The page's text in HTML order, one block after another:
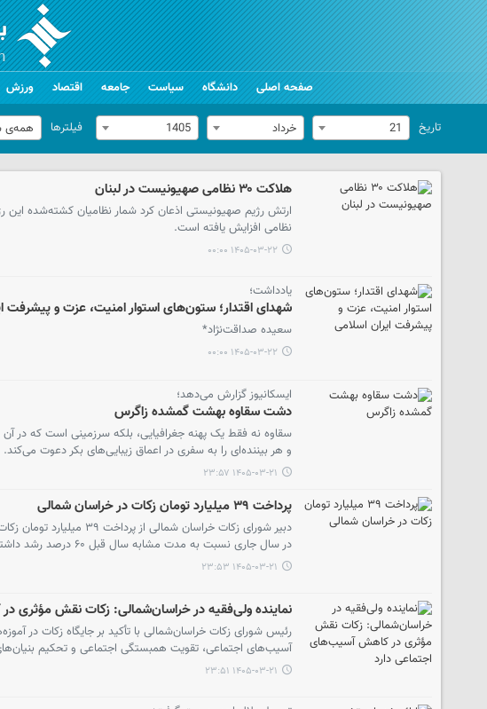
صفحه اصلی دانشگاه سیاست جامعه اقتصاد ورزش
تاریخ 21 خرداد 1405 فیلترها همه‌ی
هلاکت ۳۰ نظامی صهیونیست در لبنان
نظامی افزایش یافته است.
۱۴۰۵-۰۳-۲۲ ۰۰:۰۰
یادداشت؛
شهدای اقتدار؛ ستون‌های استوار امنیت، عزت و پیشرفت
سعیده صداقت‌نژاد*
۱۴۰۵-۰۳-۲۲ ۰۰:۰۰
ایسکانیوز گزارش می‌دهد؛
دشت سقاوه بهشت گمشده زاگرس
سقاوه نه فقط یک پهنه جغرافیایی، بلکه سرزمینی است که در
و هر بیننده‌ای را به سفری در اعماق زیبایی‌های بکر دعوت می‌کند.
۱۴۰۵-۰۳-۲۱ ۲۳:۵۷
پرداخت ۳۹ میلیارد تومان زکات در خراسان‌ شمالی
دبیر شورای زکات
در سال جاری نسبت به مدت مشابه سال قبل ۶۰ درصد رشد داشته است.
۱۴۰۵-۰۳-۲۱ ۲۳:۵۳
نماینده ولی‌فقیه در خراسان‌شمالی: زکات نقش مؤثری
رئیس شورای زکات خراسان‌شمالی با تأکید بر جایگاه زکات در
آسیب‌های اجتماعی، تقویت همبستگی اجتماعی و تحکیم
۱۴۰۵-۰۳-۲۱ ۲۳:۵۱